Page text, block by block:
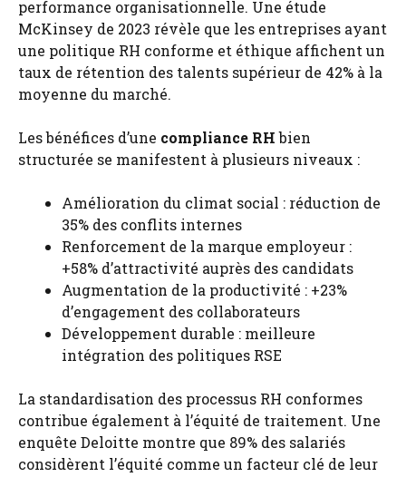
performance organisationnelle. Une étude
McKinsey de 2023 révèle que les entreprises ayant
une politique RH conforme et éthique affichent un
taux de rétention des talents supérieur de 42% à la
moyenne du marché.
Les bénéfices d’une compliance RHbien
structurée se manifestent à plusieurs niveaux :
Amélioration du climat social : réduction de
35% des conflits internes
Renforcement de la marque employeur :
+58% d’attractivité auprès des candidats
Augmentation de la productivité : +23%
d’engagement des collaborateurs
Développement durable : meilleure
intégration des politiques RSE
La standardisation des processus RH conformes
contribue également à l’équité de traitement. Une
enquête Deloitte montre que 89% des salariés
considèrent l’équité comme un facteur clé de leur